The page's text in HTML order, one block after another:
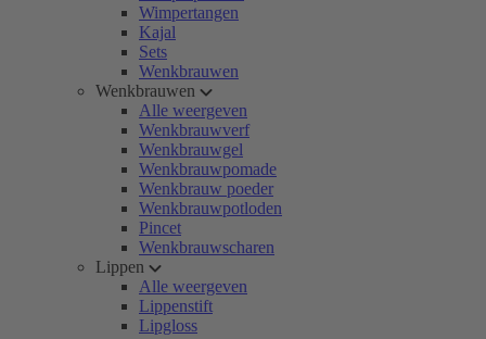
Wimpertangen
Kajal
Sets
Wenkbrauwen
Wenkbrauwen
Alle weergeven
Wenkbrauwverf
Wenkbrauwgel
Wenkbrauwpomade
Wenkbrauw poeder
Wenkbrauwpotloden
Pincet
Wenkbrauwscharen
Lippen
Alle weergeven
Lippenstift
Lipgloss